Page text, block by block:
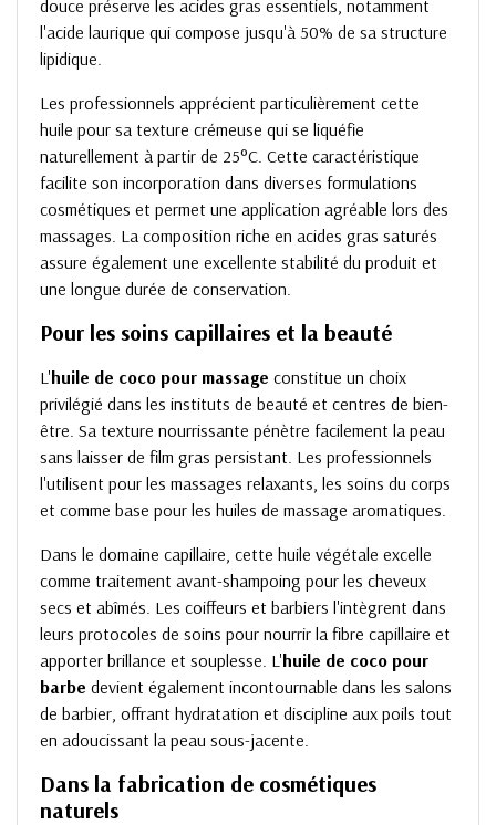
douce préserve les acides gras essentiels, notamment
l'acide laurique qui compose jusqu'à 50% de sa structure
lipidique.
Les professionnels apprécient particulièrement cette
huile pour sa texture crémeuse qui se liquéfie
naturellement à partir de 25°C. Cette caractéristique
facilite son incorporation dans diverses formulations
cosmétiques et permet une application agréable lors des
massages. La composition riche en acides gras saturés
assure également une excellente stabilité du produit et
une longue durée de conservation.
Pour les soins capillaires et la beauté
L'huile de coco pour massage constitue un choix
privilégié dans les instituts de beauté et centres de bien-
être. Sa texture nourrissante pénètre facilement la peau
sans laisser de film gras persistant. Les professionnels
l'utilisent pour les massages relaxants, les soins du corps
et comme base pour les huiles de massage aromatiques.
Dans le domaine capillaire, cette huile végétale excelle
comme traitement avant-shampoing pour les cheveux
secs et abîmés. Les coiffeurs et barbiers l'intègrent dans
leurs protocoles de soins pour nourrir la fibre capillaire et
apporter brillance et souplesse. L'huile de coco pour
barbe devient également incontournable dans les salons
de barbier, offrant hydratation et discipline aux poils tout
en adoucissant la peau sous-jacente.
Dans la fabrication de cosmétiques
naturels